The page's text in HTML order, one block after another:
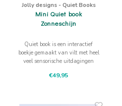
Jolly designs - Quiet Books
Mini Quiet book
Zonneschijn
Quiet book is een interactief
boekje gemaakt van vilt met heel
veel sensorische uitdagingen
drukken, schuiven de fijne
€49,95